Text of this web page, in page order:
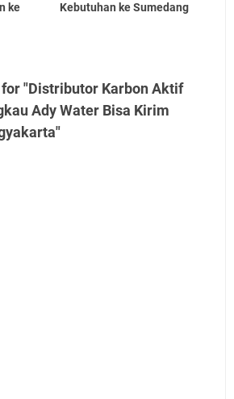
ke
Kebutuhan ke Sumedang
"Distributor Karbon Aktif
Ady Water Bisa Kirim